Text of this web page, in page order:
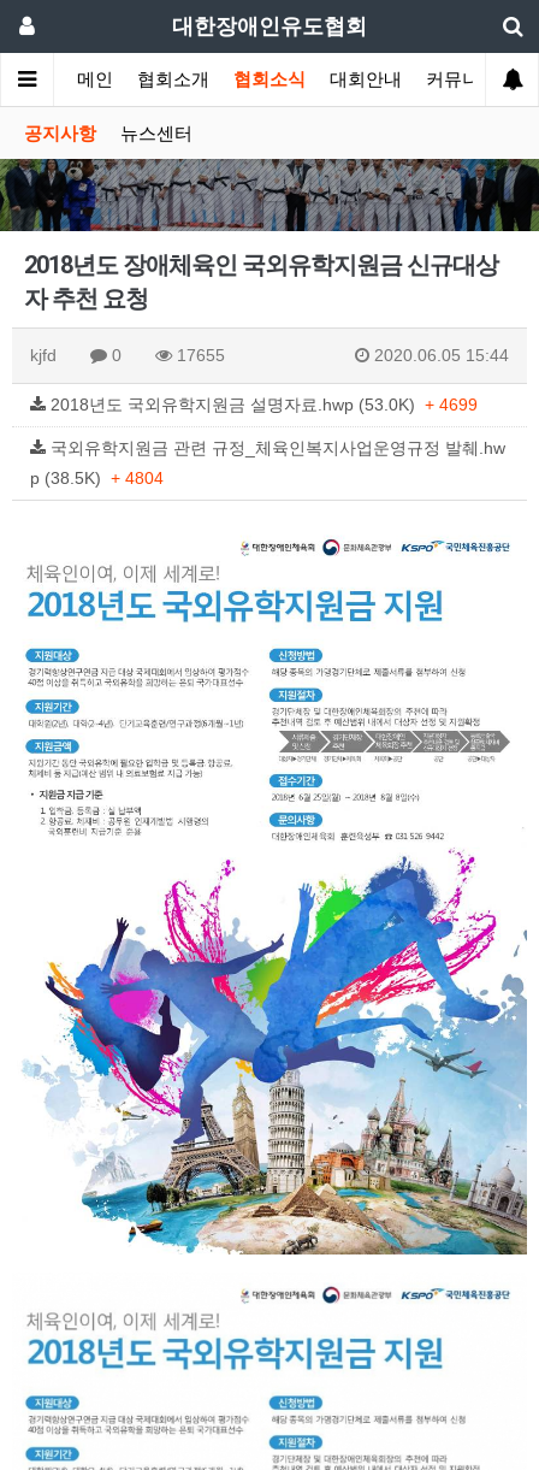
대한장애인유도협회
메인 협회소개 협회소식 대회안내 커뮤니티
공지사항 뉴스센터
2018년도 장애체육인 국외유학지원금 신규대상
자 추천 요청
kjfd 0 17655 2020.06.05 15:44
2018년도 국외유학지원금 설명자료.hwp (53.0K) + 4699
국외유학지원금 관련 규정_체육인복지사업운영규정 발췌.hw
p (38.5K) + 4804